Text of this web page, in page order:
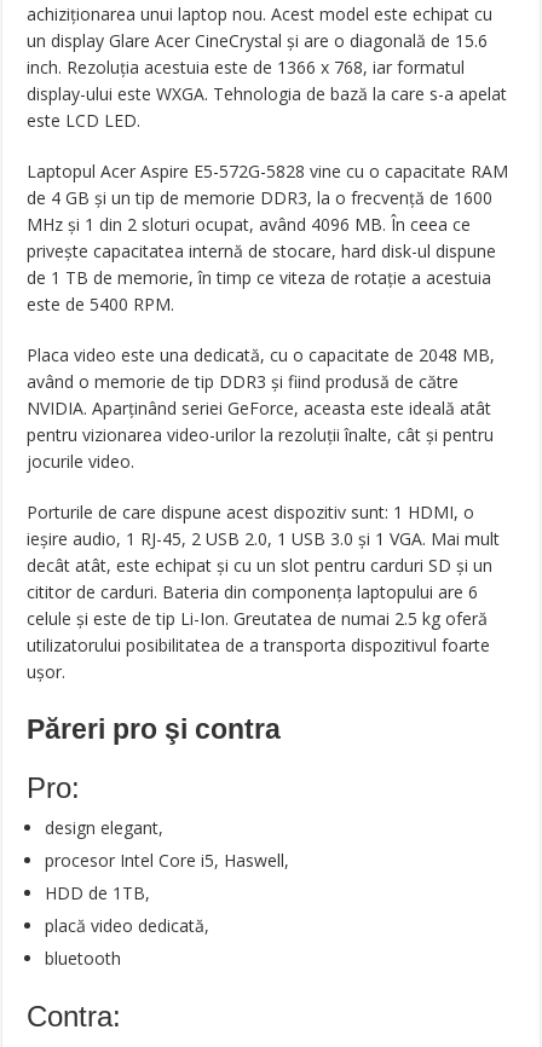
achiziţionarea unui laptop nou. Acest model este echipat cu
un display Glare Acer CineCrystal şi are o diagonală de 15.6
inch. Rezoluţia acestuia este de 1366 x 768, iar formatul
display-ului este WXGA. Tehnologia de bază la care s-a apelat
este LCD LED.
Laptopul Acer Aspire E5-572G-5828 vine cu o capacitate RAM
de 4 GB şi un tip de memorie DDR3, la o frecvenţă de 1600
MHz şi 1 din 2 sloturi ocupat, având 4096 MB. În ceea ce
priveşte capacitatea internă de stocare, hard disk-ul dispune
de 1 TB de memorie, în timp ce viteza de rotaţie a acestuia
este de 5400 RPM.
Placa video este una dedicată, cu o capacitate de 2048 MB,
având o memorie de tip DDR3 şi fiind produsă de către
NVIDIA. Aparţinând seriei GeForce, aceasta este ideală atât
pentru vizionarea video-urilor la rezoluţii înalte, cât şi pentru
jocurile video.
Porturile de care dispune acest dispozitiv sunt: 1 HDMI, o
ieşire audio, 1 RJ-45, 2 USB 2.0, 1 USB 3.0 şi 1 VGA. Mai mult
decât atât, este echipat şi cu un slot pentru carduri SD şi un
cititor de carduri. Bateria din componenţa laptopului are 6
celule şi este de tip Li-Ion. Greutatea de numai 2.5 kg oferă
utilizatorului posibilitatea de a transporta dispozitivul foarte
uşor.
Păreri pro şi contra
Pro:
design elegant,
procesor Intel Core i5, Haswell,
HDD de 1TB,
placă video dedicată,
bluetooth
Contra: